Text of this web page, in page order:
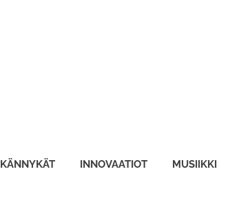
KÄNNYKÄT INNOVAATIOT MUSIIKKI